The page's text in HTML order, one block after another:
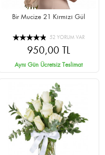
Bir Mucize 21 Kırmızı Gül
52 YORUM VAR
950,00 TL
Aynı Gün Ücretsiz Teslimat